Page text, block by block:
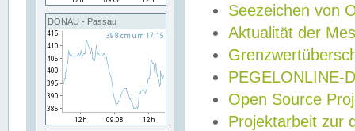
DONAU - Passau
Seezeichen von
Aktualität der
PEGELONLINE-
Open Source
Projektarbeit zur